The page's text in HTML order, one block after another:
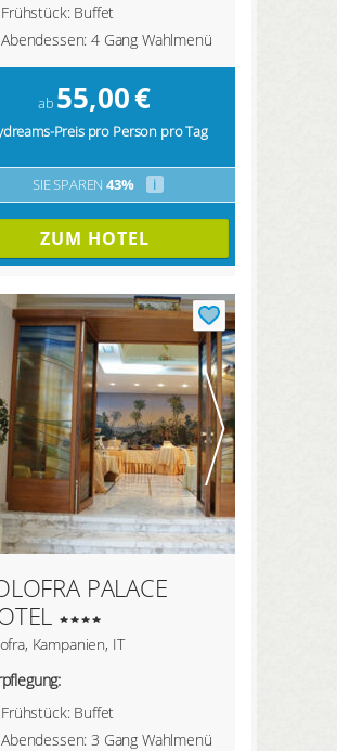
Frühstück: Buffet
Abendessen: 4 Gang Wahlmenü
ab 55,00€
Preis pro Person pro Tag
SIE SPAREN 43% i
ZUM HOTEL
PALACE
Kampanien, IT
Frühstück: Buffet
Abendessen: 3 Gang Wahlmenü